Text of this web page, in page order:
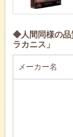
◆人間同様の品
ラカニス」
メーカー名